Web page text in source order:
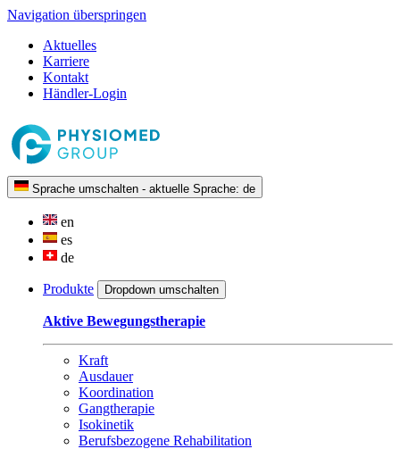
Navigation überspringen
Aktuelles
Karriere
Kontakt
Händler-Login
Sprache umschalten - aktuelle Sprache: de
en
es
de
Produkte Dropdown umschalten
Aktive Bewegungstherapie
Kraft
Ausdauer
Koordination
Gangtherapie
Isokinetik
Berufsbezogene Rehabilitation